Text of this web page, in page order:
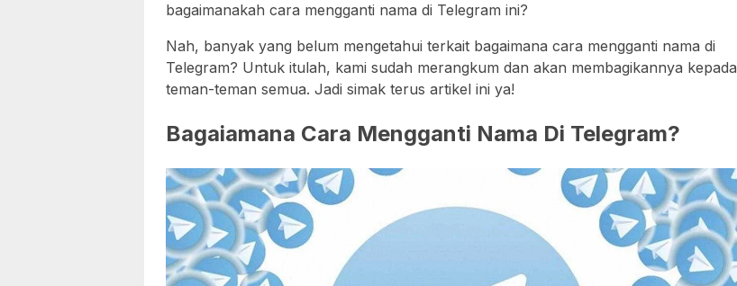
bagaimanakah cara mengganti nama di Telegram ini?
Nah, banyak yang belum mengetahui terkait bagaimana cara mengganti nama di
Telegram? Untuk itulah, kami sudah merangkum dan akan membagikannya kepada
teman-teman semua. Jadi simak terus artikel ini ya!
Bagaiamana Cara Mengganti Nama Di Telegram?